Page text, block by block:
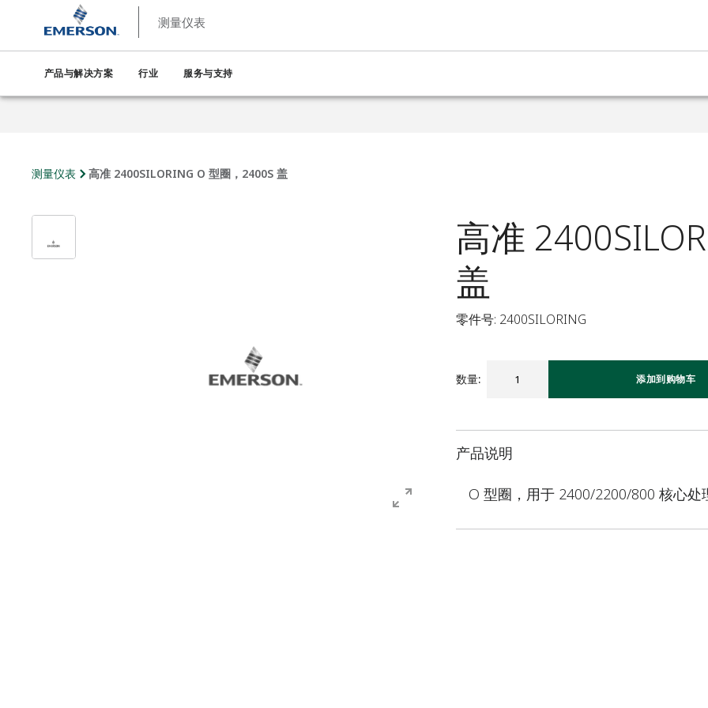
测量仪表
产品与解决方案 行业 服务与支持
测量仪表 高准 2400SILORING O 型圈，2400S 盖
高准
盖
零件号: 2400SILORING
数量: 添加到购物车
产品说明
O 型圈，用于 2400/2200/800 核心处